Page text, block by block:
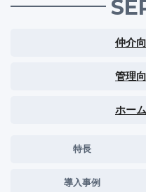
仲介
管理
ホー
特長
導入事例